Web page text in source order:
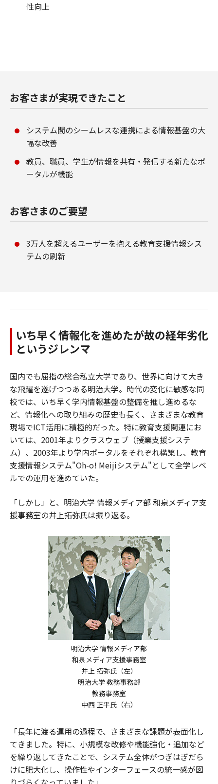
性向上
お客さまが実現できたこと
システム間のシームレスな連携による情報基盤の大
幅な改善
教員、職員、学生が情報を共有・発信する新たなポ
ータルが機能
お客さまのご要望
3万人を超えるユーザーを抱える教育支援情報シス
テムの刷新
いち早く情報化を進めたが故の経年劣化
というジレンマ
国内でも屈指の総合私立大学であり、世界に向けて大き
な飛躍を遂げつつある明治大学。時代の変化に敏感な同
校では、いち早く学内情報基盤の整備を推し進めるな
ど、情報化への取り組みの歴史も長く、さまざまな教育
現場でICT活用に積極的だった。特に教育支援関連にお
いては、2001年よりクラスウェブ（授業支援システ
ム）、2003年より学内ポータルをそれぞれ構築し、教育
支援情報システム"Oh-o! Meijiシステム"として全学レベ
ルでの運用を進めていた。
「しかし」と、明治大学 情報メディア部 和泉メディア支
援事務室の井上拓弥氏は振り返る。
明治大学 情報メディア部
和泉メディア支援事務室
井上 拓弥氏（左）
明治大学 教務事務部
教務事務室
中西 正平氏（右）
「長年に渡る運用の過程で、さまざまな課題が表面化し
てきました。特に、小規模な改修や機能強化・追加など
を繰り返してきたことで、システム全体がつぎはぎだら
けに肥大化し、操作性やインターフェースの統一感が図